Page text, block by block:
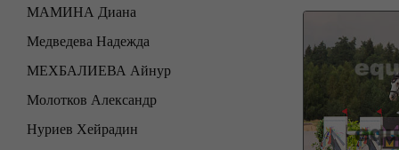
МАМИНА Диана
Медведева Надежда
МЕХБАЛИЕВА Айнур
Молотков Александр
Нуриев Хейрадин